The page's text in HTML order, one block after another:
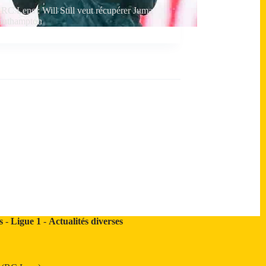
Lens : Will Still veut récupérer Juma
- Ligue 1 - Actualités diverses